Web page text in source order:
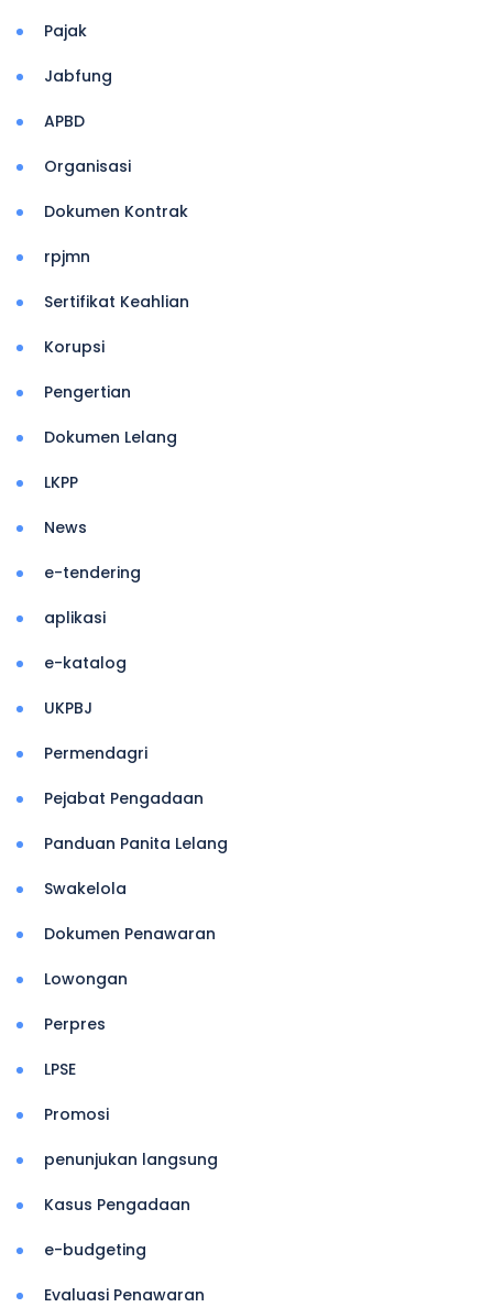
Pajak
Jabfung
APBD
Organisasi
Dokumen Kontrak
rpjmn
Sertifikat Keahlian
Korupsi
Pengertian
Dokumen Lelang
LKPP
News
e-tendering
aplikasi
e-katalog
UKPBJ
Permendagri
Pejabat Pengadaan
Panduan Panita Lelang
Swakelola
Dokumen Penawaran
Lowongan
Perpres
LPSE
Promosi
penunjukan langsung
Kasus Pengadaan
e-budgeting
Evaluasi Penawaran